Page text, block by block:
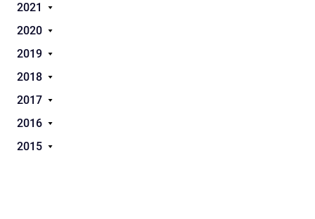
2021
2020
2019
2018
2017
2016
2015